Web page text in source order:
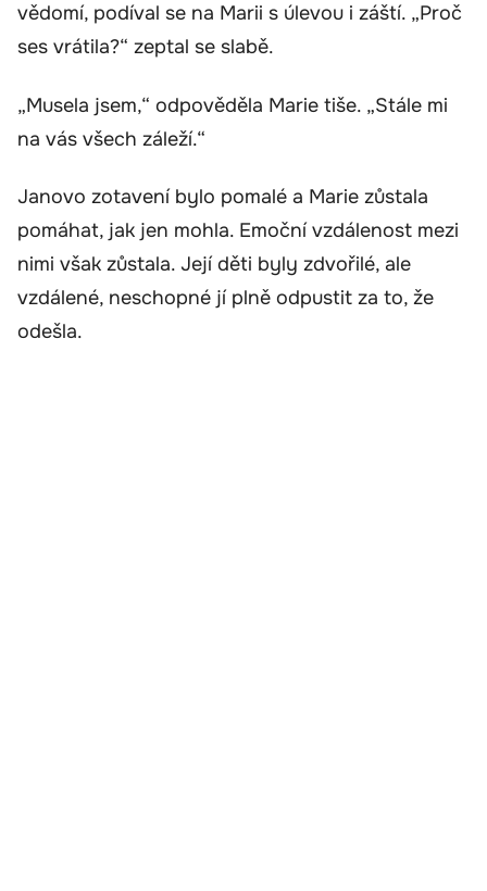
vědomí, podíval se na Marii s úlevou i záští. „Proč
ses vrátila?“ zeptal se slabě.
„Musela jsem,“ odpověděla Marie tiše. „Stále mi
na vás všech záleží.“
Janovo zotavení bylo pomalé a Marie zůstala
pomáhat, jak jen mohla. Emoční vzdálenost mezi
nimi však zůstala. Její děti byly zdvořilé, ale
vzdálené, neschopné jí plně odpustit za to, že
odešla.